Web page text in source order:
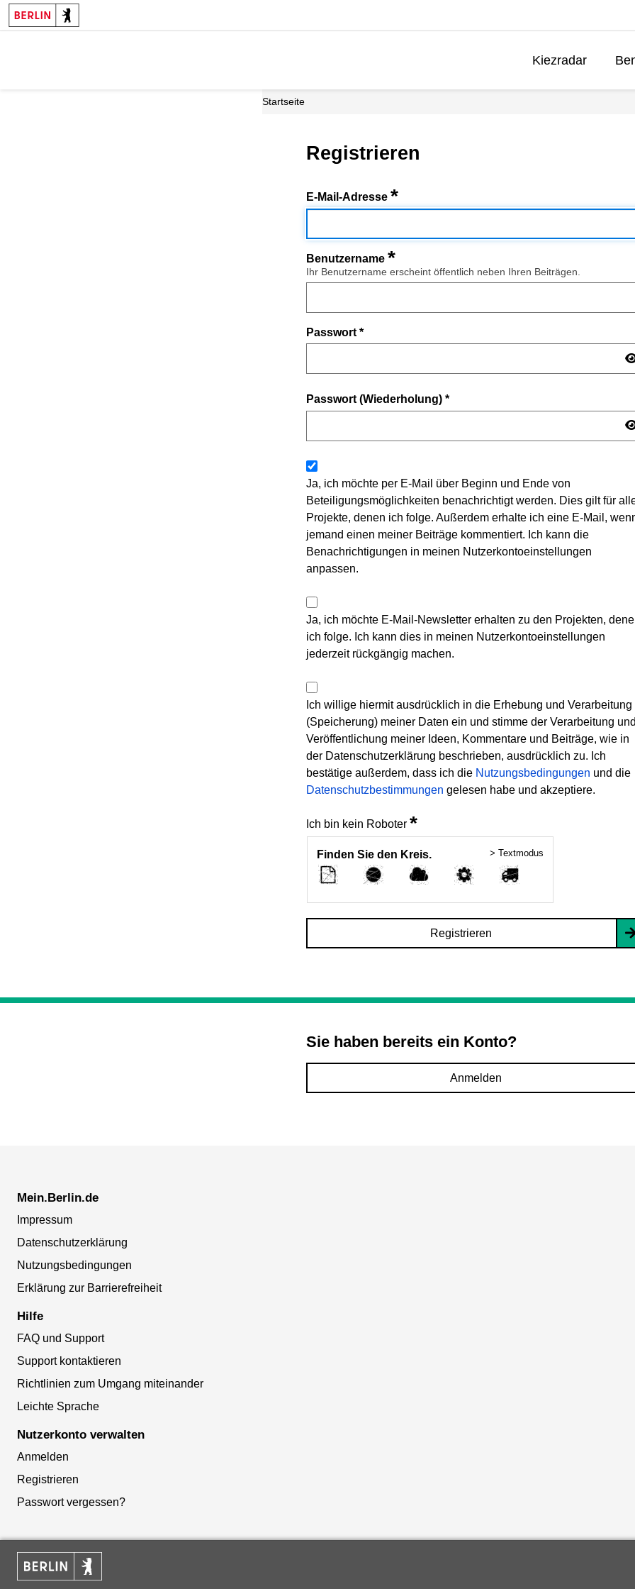
Kiezradar
Startseite
Registrieren
E-Mail-Adresse *
Benutzername *
Ihr Benutzername erscheint öffentlich neben Ihren Beiträgen.
Passwort *
Passwort (Wiederholung) *
Ja, ich möchte per E-Mail über Beginn und Ende von
Beteiligungsmöglichkeiten benachrichtigt werden. Dies gilt für
Projekte, denen ich folge. Außerdem erhalte ich eine E-Mail,
jemand einen meiner Beiträge kommentiert. Ich kann die
Benachrichtigungen in meinen Nutzerkontoeinstellungen
anpassen.
Ja, ich möchte E-Mail-Newsletter erhalten zu den Projekten,
ich folge. Ich kann dies in meinen Nutzerkontoeinstellungen
jederzeit rückgängig machen.
Ich willige hiermit ausdrücklich in die Erhebung und Verarbeitung
(Speicherung) meiner Daten ein und stimme der Verarbeitung und
Veröffentlichung meiner Ideen, Kommentare und Beiträge, wie in
der Datenschutzerklärung beschrieben, ausdrücklich zu. Ich
bestätige außerdem, dass ich die Nutzungsbedingungen und die
Datenschutzbestimmungen gelesen habe und akzeptiere.
Ich bin kein Roboter *
Finden Sie den Kreis. > Textmodus
Registrieren
Sie haben bereits ein Konto?
Anmelden
Mein.Berlin.de
Impressum
Datenschutzerklärung
Nutzungsbedingungen
Erklärung zur Barrierefreiheit
Hilfe
FAQ und Support
Support kontaktieren
Richtlinien zum Umgang miteinander
Leichte Sprache
Nutzerkonto verwalten
Anmelden
Registrieren
Passwort vergessen?